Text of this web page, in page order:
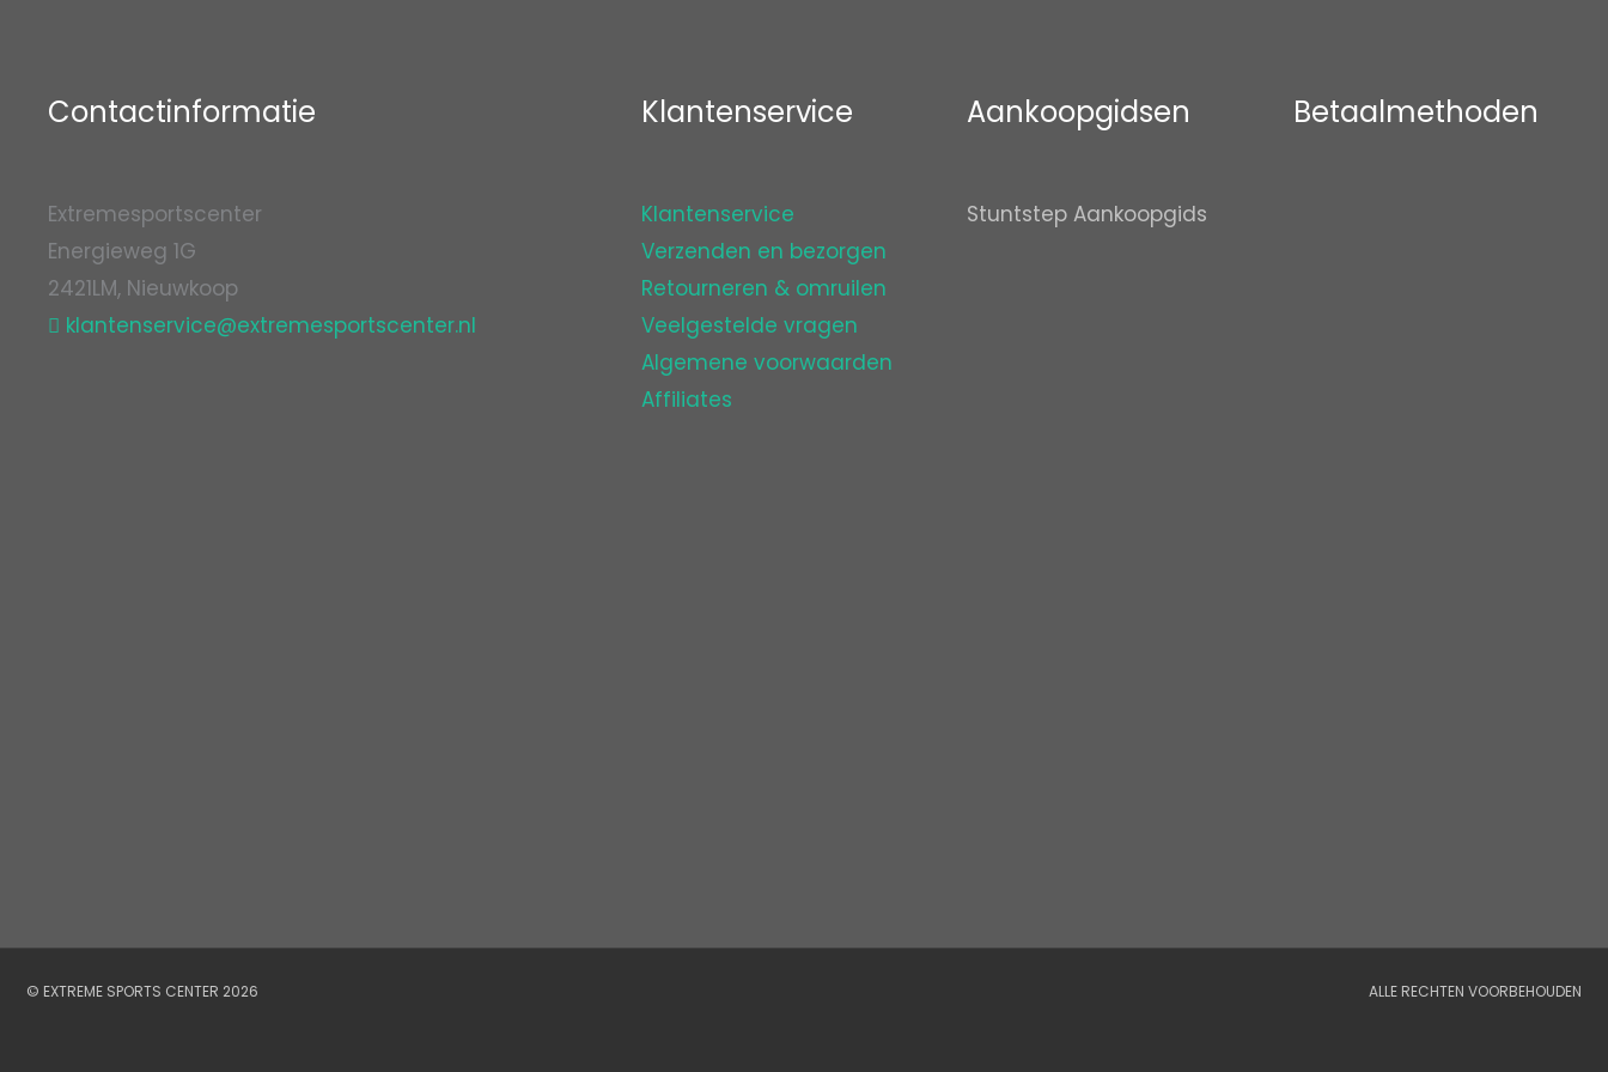
Contactinformatie
Extremesportscenter
Energieweg 1G
2421LM, Nieuwkoop
klantenservice@extremesportscenter.nl
Klantenservice
Klantenservice
Verzenden en bezorgen
Retourneren & omruilen
Veelgestelde vragen
Algemene voorwaarden
Affiliates
Aankoopgidsen
Stuntstep Aankoopgids
Betaalmethoden
© EXTREME SPORTS CENTER 2026 ALLE RECHTEN VOORBEHOUDEN